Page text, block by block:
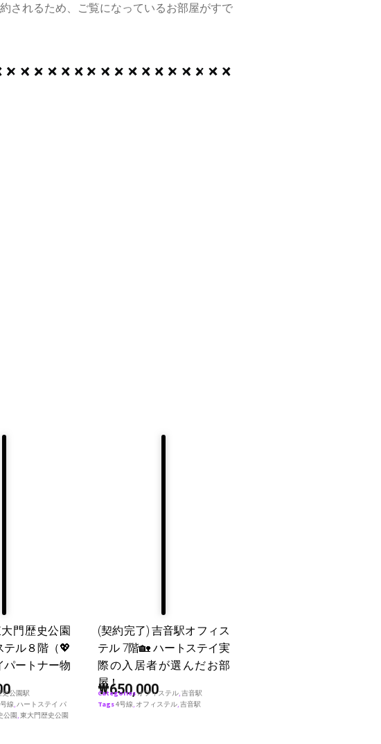
されるため、ご覧になっているお部屋がすで
大門歴史公園
テル８階（💖
パートナー物
公園駅
線,ハートステイ パ
公園,東大門歴史公園
(契約完了) 吉音駅オフィス
テル 7階🏡 ハートステイ実
際の入居者が選んだお部
屋！
₩650,000
Categoriesオフィステル,吉音駅
Tags4号線, オフィステル,吉音駅